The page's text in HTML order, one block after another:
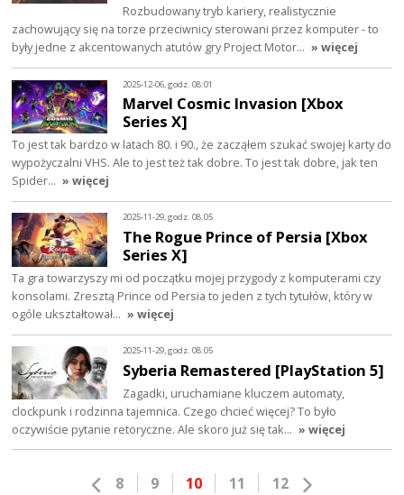
Rozbudowany tryb kariery, realistycznie
zachowujący się na torze przeciwnicy sterowani przez komputer - to
były jedne z akcentowanych atutów gry Project Motor… » więcej
2025-12-06, godz. 08:01
Marvel Cosmic Invasion [Xbox
Series X]
To jest tak bardzo w latach 80. i 90., że zacząłem szukać swojej karty do
wypożyczalni VHS. Ale to jest też tak dobre. To jest tak dobre, jak ten
Spider… » więcej
2025-11-29, godz. 08:05
The Rogue Prince of Persia [Xbox
Series X]
Ta gra towarzyszy mi od początku mojej przygody z komputerami czy
konsolami. Zresztą Prince od Persia to jeden z tych tytułów, który w
ogóle ukształtował… » więcej
2025-11-29, godz. 08:05
Syberia Remastered [PlayStation 5]
Zagadki, uruchamiane kluczem automaty,
clockpunk i rodzinna tajemnica. Czego chcieć więcej? To było
oczywiście pytanie retoryczne. Ale skoro już się tak… » więcej
8 9 10 11 12